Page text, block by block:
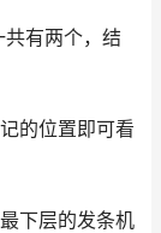
有两个，结
的位置即可看
下层的发条机